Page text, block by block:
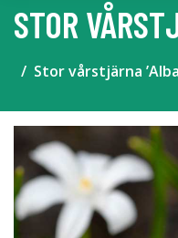
STOR
Stor vårstjärna